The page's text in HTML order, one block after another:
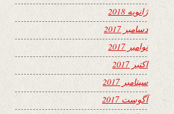
ژانویه 2018
دسامبر 2017
نوامبر 2017
اکتبر 2017
سپتامبر 2017
آگوست 2017